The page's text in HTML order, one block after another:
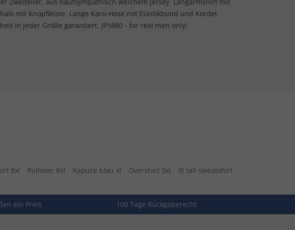
mit Knopfleiste. Lange Karo-Hose mit Elastikbund und Kordel.
in jeder Größe garantiert. JP1880 - for real men only!
8xl Pullover 8xl Kapuze blau xl Overshirt 3xl Xl tall sweatshirt
ein Preis 100 Tage Rückgaberecht